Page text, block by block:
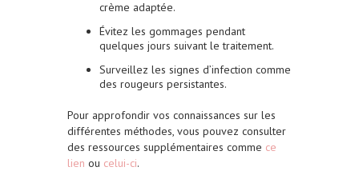
crème adaptée.
Évitez les gommages pendant
quelques jours suivant le traitement.
Surveillez les signes d’infection comme
des rougeurs persistantes.
Pour approfondir vos connaissances sur les
différentes méthodes, vous pouvez consulter
des ressources supplémentaires comme ce
lien ou celui-ci.